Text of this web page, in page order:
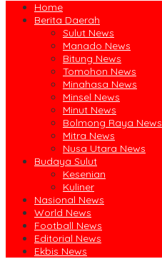
Home
Berita Daerah
Sulut News
Manado News
Bitung News
Tomohon News
Minahasa News
Minsel News
Minut News
Bolmong Raya News
Mitra News
Nusa Utara News
Budaya Sulut
Kesenian
Kuliner
Nasional News
World News
Football News
Editorial News
Ekbis News